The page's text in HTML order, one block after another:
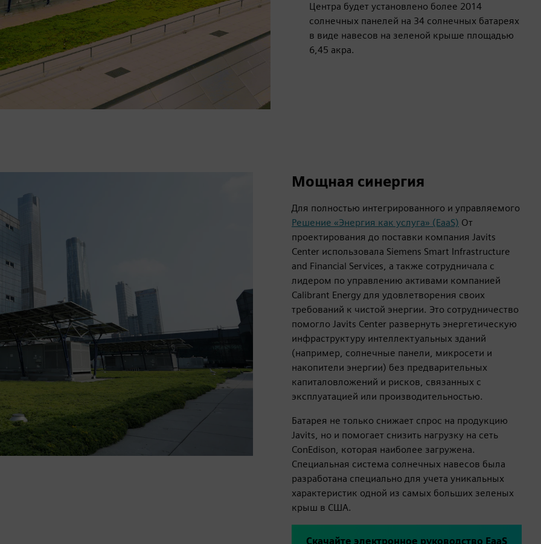
Центра будет установлено более 2014
солнечных панелей на 34 солнечных батареях
в виде навесов на зеленой крыше площадью
6,45 акра.
Мощная синергия
Для полностью интегрированного и управляемого
Решение «Энергия как услуга» (EaaS) От
проектирования до поставки компания Javits
Center использовала Siemens Smart Infrastructure
and Financial Services, а также сотрудничала с
лидером по управлению активами компанией
Calibrant Energy для удовлетворения своих
требований к чистой энергии. Это сотрудничество
помогло Javits Center развернуть энергетическую
инфраструктуру интеллектуальных зданий
(например, солнечные панели, микросети и
накопители энергии) без предварительных
капиталовложений и рисков, связанных с
эксплуатацией или производительностью.
Батарея не только снижает спрос на продукцию
Javits, но и помогает снизить нагрузку на сеть
ConEdison, которая наиболее загружена.
Специальная система солнечных навесов была
разработана специально для учета уникальных
характеристик одной из самых больших зеленых
крыш в США.
Скачайте электронное руководство EaaS